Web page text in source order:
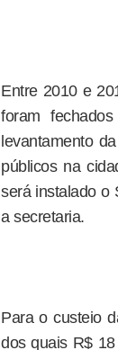
Entre 2010 e
foram
levantamento
públicos na
será instalado o
a secretaria.
Para o custeio
dos quais R$